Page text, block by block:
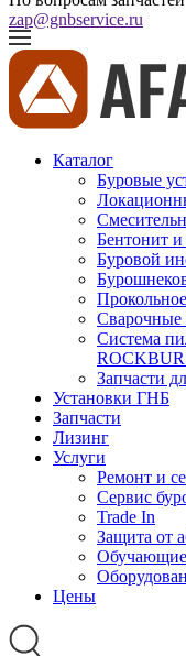
zap@gnbservice.ru
Каталог
Буровые
Бентонит
Буровой
Сварочные
Система
Запчасти
Установки ГНБ
Запчасти
Лизинг
Услуги
Ремонт и
Сервис
Trade In
Защита от
Цены